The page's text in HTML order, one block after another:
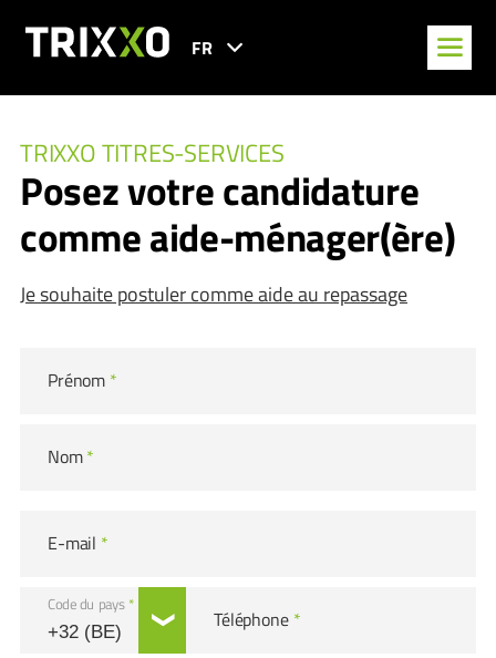
FR
TRIXXO TITRES-SERVICES
Posez votre candidature
comme aide-ménager(ère)
Je souhaite postuler comme aide au repassage
Prénom *
Nom*
E-mail *
Code du pays *
Téléphone *